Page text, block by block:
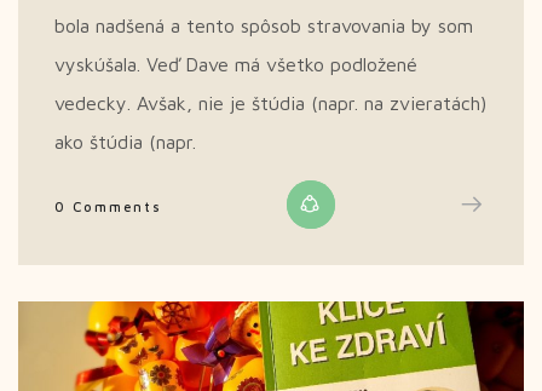
bola nadšená a tento spôsob stravovania by som
vyskúšala. Veď Dave má všetko podložené
vedecky. Avšak, nie je štúdia (napr. na zvieratách)
ako štúdia (napr.
0 Comments